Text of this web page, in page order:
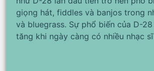
giọng hát, fiddles và banjos trong
và bluegrass. Sự phổ biến của D-
tăng khi ngày càng có nhiều nhạc